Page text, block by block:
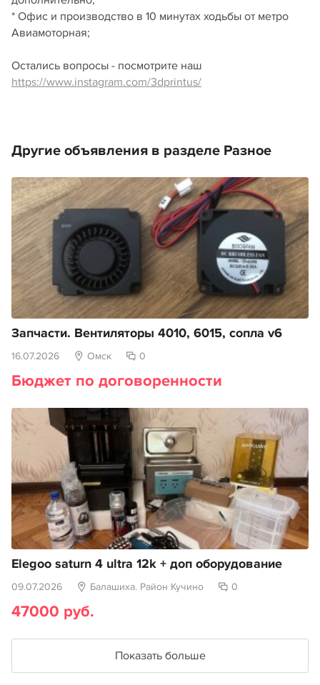
* Офис и производство в 10 минутах ходьбы от метро
Авиамоторная;
Остались вопросы - посмотрите наш
https://www.instagram.com/3dprintus/
Другие объявления в разделе Разное
Запчасти. Вентиляторы 4010, 6015, сопла v6
16.07.2026 Омск 0
Бюджет по договоренности
Elegoo saturn 4 ultra 12k + доп оборудование
09.07.2026 Балашиха. Район Кучино 0
47000 руб.
Показать больше